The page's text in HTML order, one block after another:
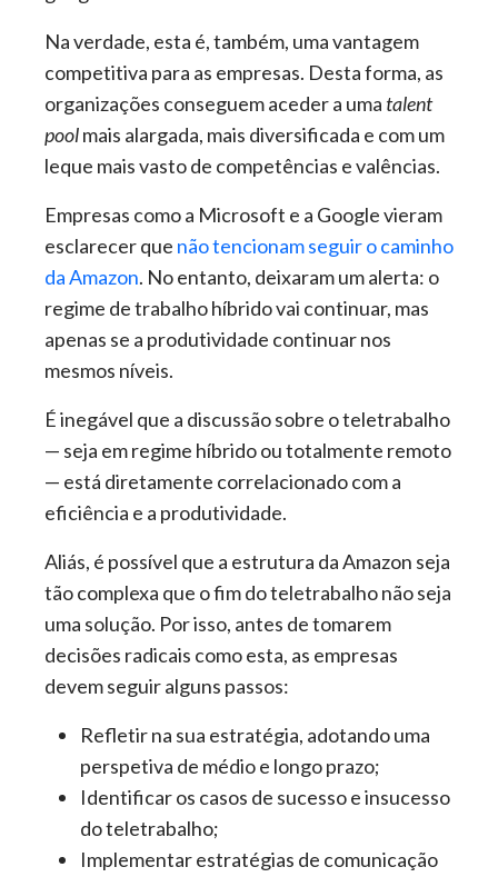
Na verdade, esta é, também, uma vantagem
competitiva para as empresas. Desta forma, as
organizações conseguem aceder a uma talent
poolmais alargada, mais diversificada e com um
leque mais vasto de competências e valências.
Empresas como a Microsoft e a Google vieram
esclarecer que não tencionam seguir o caminho
da Amazon. No entanto, deixaram um alerta: o
regime de trabalho híbrido vai continuar, mas
apenas se a produtividade continuar nos
mesmos níveis.
É inegável que a discussão sobre o teletrabalho
— seja em regime híbrido ou totalmente remoto
— está diretamente correlacionado com a
eficiência e a produtividade.
Aliás, é possível que a estrutura da Amazon seja
tão complexa que o fim do teletrabalho não seja
uma solução. Por isso, antes de tomarem
decisões radicais como esta, as empresas
devem seguir alguns passos:
Refletir na sua estratégia, adotando uma
perspetiva de médio e longo prazo;
Identificar os casos de sucesso e insucesso
do teletrabalho;
Implementar estratégias de comunicação